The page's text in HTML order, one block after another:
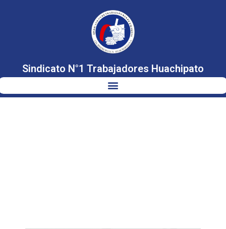
Sindicato N°1 Trabajadores Huachipato